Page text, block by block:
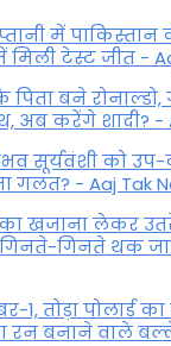
में पाकिस्तान
टेस्ट जीत -
बने रोनाल्डो,
अब करेंगे शादी? -
सूर्यवंशी को
गलत? - Aaj Tak
का खजाना लेकर
गिनते थक
तोड़ा पोलार्ड का
रन बनाने वाले